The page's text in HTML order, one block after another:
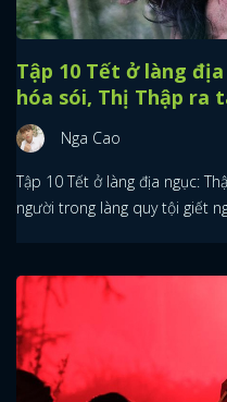
Tập 10 Tết ở làng
hóa sói, Thị Thập ra
Nga Cao
Tập 10 Tết ở làng địa ngục:
người trong làng quy tội giết